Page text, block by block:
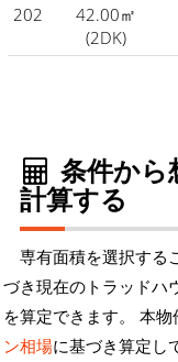
202
42.00㎡
(2DK)
条件から
計算する
専有面積を選択する
づき現在のトラッドハ
を算定できます。 本
ン相場に基づき算定し